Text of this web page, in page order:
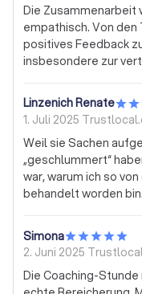
Die Zusammenarbeit
empathisch. Von
positives Feedback
insbesondere zur
Linzenich Renate
1. Juli 2025
Weil sie Sachen
„geschlummert“
war, warum ich so von der
behandelt worden bin.
Simona
2. Juni 2025
Die Coaching-